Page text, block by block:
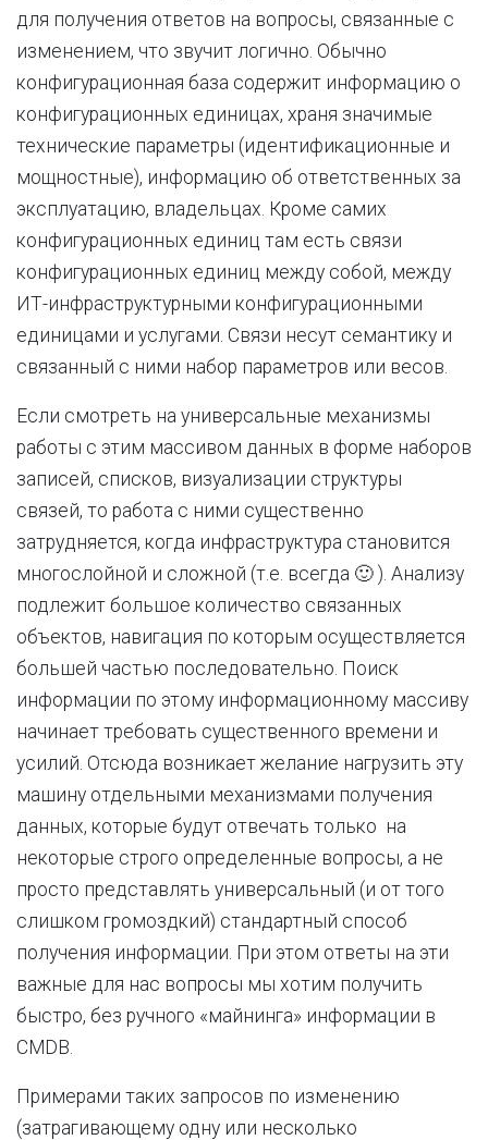
для получения ответов на вопросы, связанные с
изменением, что звучит логично. Обычно
конфигурационная база содержит информацию о
конфигурационных единицах, храня значимые
технические параметры (идентификационные и
мощностные), информацию об ответственных за
эксплуатацию, владельцах. Кроме самих
конфигурационных единиц там есть связи
конфигурационных единиц между собой, между
ИТ-инфраструктурными конфигурационными
единицами и услугами. Связи несут семантику и
связанный с ними набор параметров или весов.
Если смотреть на универсальные механизмы
работы с этим массивом данных в форме наборов
записей, списков, визуализации структуры
связей, то работа с ними существенно
затрудняется, когда инфраструктура становится
многослойной и сложной (т.е. всегда 🙂 ). Анализу
подлежит большое количество связанных
объектов, навигация по которым осуществляется
большей частью последовательно. Поиск
информации по этому информационному массиву
начинает требовать существенного времени и
усилий. Отсюда возникает желание нагрузить эту
машину отдельными механизмами получения
данных, которые будут отвечать только на
некоторые строго определенные вопросы, а не
просто представлять универсальный (и от того
слишком громоздкий) стандартный способ
получения информации. При этом ответы на эти
важные для нас вопросы мы хотим получить
быстро, без ручного «майнинга» информации в
CMDB.
Примерами таких запросов по изменению
(затрагивающему одну или несколько